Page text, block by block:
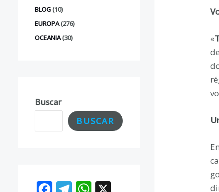
BLOG(10)
EUROPA(276)
OCEANIA(30)
Buscar
BUSCAR
«